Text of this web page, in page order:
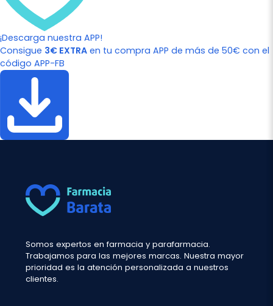
¡Descarga nuestra APP!
Consigue 3€ EXTRA en tu compra APP de más de 50€ con el
código APP-FB
Somos expertos en farmacia y parafarmacia.
Trabajamos para las mejores marcas. Nuestra mayor
prioridad es la atención personalizada a nuestros
clientes.